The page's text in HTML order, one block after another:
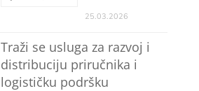
25.03.2026
Traži se usluga za razvoj i
distribuciju priručnika i
logističku podršku